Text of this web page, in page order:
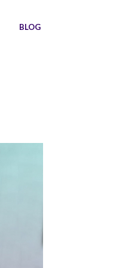
BLOG